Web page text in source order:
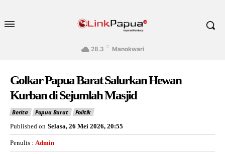
28.3 C Manokwari
Golkar Papua Barat Salurkan Hewan
Kurban di Sejumlah Masjid
Berita Papua Barat
Politik
Published on Selasa, 26 Mei 2026, 20:55
Penulis : Admin